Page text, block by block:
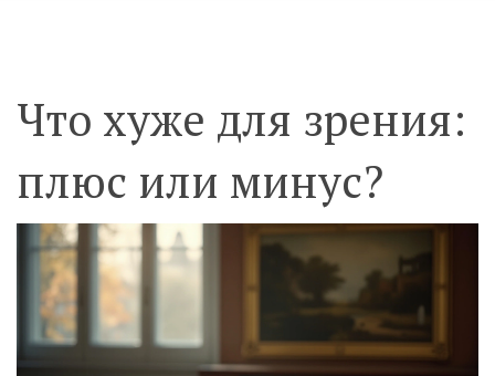
Что хуже для зрения:
плюс или минус?